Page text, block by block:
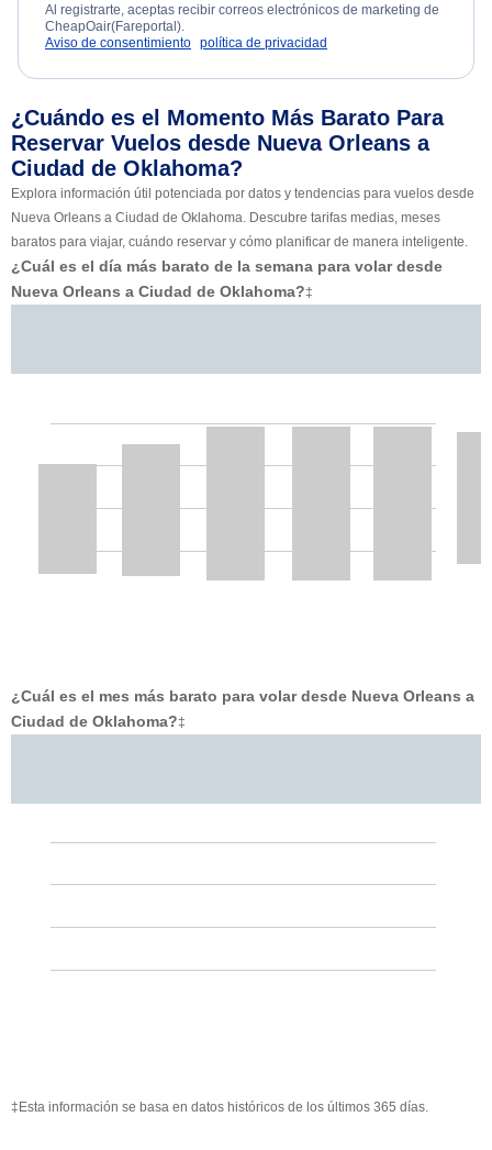
Al registrarte, aceptas recibir correos electrónicos de marketing de
CheapOair(Fareportal).
Aviso de consentimiento política de privacidad
¿Cuándo es el Momento Más Barato Para
Reservar Vuelos desde Nueva Orleans a
Ciudad de Oklahoma?
Explora información útil potenciada por datos y tendencias para vuelos desde
Nueva Orleans a Ciudad de Oklahoma. Descubre tarifas medias, meses
baratos para viajar, cuándo reservar y cómo planificar de manera inteligente.
¿Cuál es el día más barato de la semana para volar desde
Nueva Orleans a Ciudad de Oklahoma?‡
¿Cuál es el mes más barato para volar desde Nueva Orleans a
Ciudad de Oklahoma?‡
‡Esta información se basa en datos históricos de los últimos 365 días.